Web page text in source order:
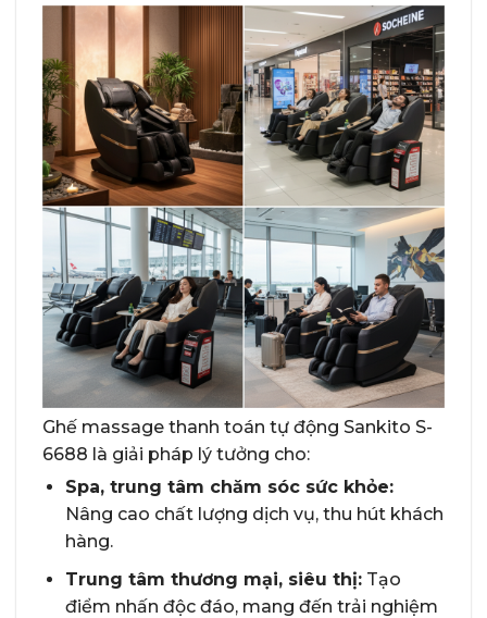
Ghế massage thanh toán tự động Sankito S-
6688 là giải pháp lý tưởng cho:
Spa, trung tâm chăm sóc sức khỏe:
Nâng cao chất lượng dịch vụ, thu hút khách
hàng.
Trung tâm thương mại, siêu thị:Tạo
điểm nhấn độc đáo, mang đến trải nghiệm